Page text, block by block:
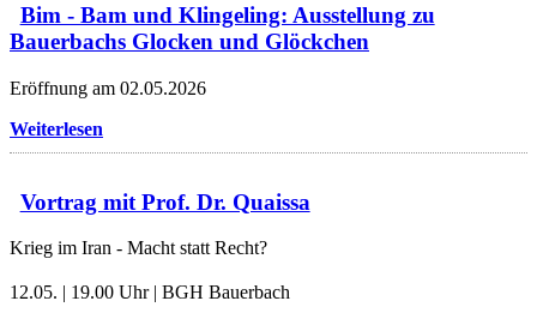
Bim - Bam und Klingeling: Ausstellung zu
Bauerbachs Glocken und Glöckchen
Eröffnung am 02.05.2026
Weiterlesen
Vortrag mit Prof. Dr. Quaissa
Krieg im Iran - Macht statt Recht?
12.05. | 19.00 Uhr | BGH Bauerbach